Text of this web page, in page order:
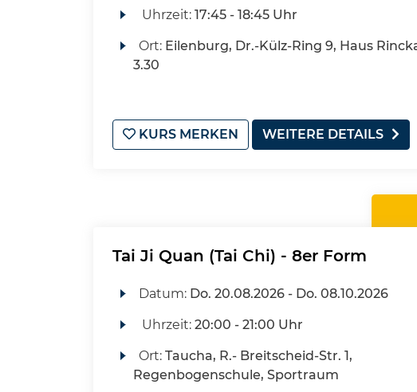
Uhrzeit: 17:45 - 18:45 Uhr
Ort: Eilenburg, Dr.-Külz-Ring 9, Haus
3.30
KURS MERKEN WEITERE DETAILS
Tai Ji Quan (Tai Chi) - 8er Form
Datum: Do. 20.08.2026 - Do. 08.10.2026
Uhrzeit: 20:00 - 21:00 Uhr
Ort: Taucha, R.- Breitscheid-Str. 1,
Regenbogenschule, Sportraum